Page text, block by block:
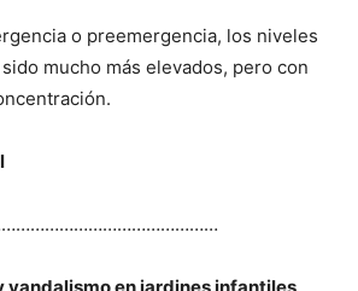
o preemergencia, los niveles
mucho más elevados, pero con
vandalismo en jardines infantiles